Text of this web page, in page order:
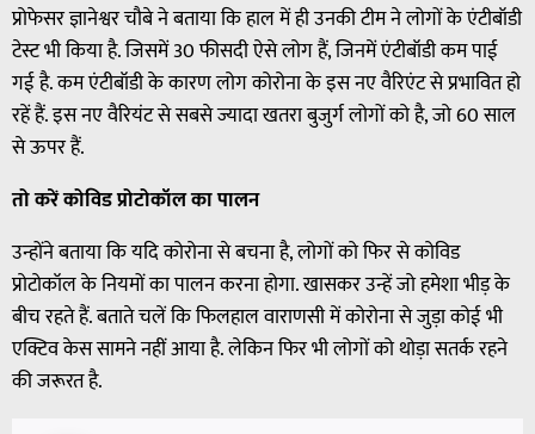
प्रोफेसर ज्ञानेश्वर चौबे ने बताया कि हाल में ही उनकी टीम ने लोगों के एंटीबॉडी
टेस्ट भी किया है. जिसमें 30 फीसदी ऐसे लोग हैं, जिनमें एंटीबॉडी कम पाई
गई है. कम एंटीबॉडी के कारण लोग कोरोना के इस नए वैरिएंट से प्रभावित हो
रहें हैं. इस नए वैरियंट से सबसे ज्यादा खतरा बुजुर्ग लोगों को है, जो 60 साल
से ऊपर हैं.
तो करें कोविड प्रोटोकॉल का पालन
उन्होंने बताया कि यदि कोरोना से बचना है, लोगों को फिर से कोविड
प्रोटोकॉल के नियमों का पालन करना होगा. खासकर उन्हें जो हमेशा भीड़ के
बीच रहते हैं. बताते चलें कि फिलहाल वाराणसी में कोरोना से जुड़ा कोई भी
एक्टिव केस सामने नहीं आया है. लेकिन फिर भी लोगों को थोड़ा सतर्क रहने
की जरूरत है.